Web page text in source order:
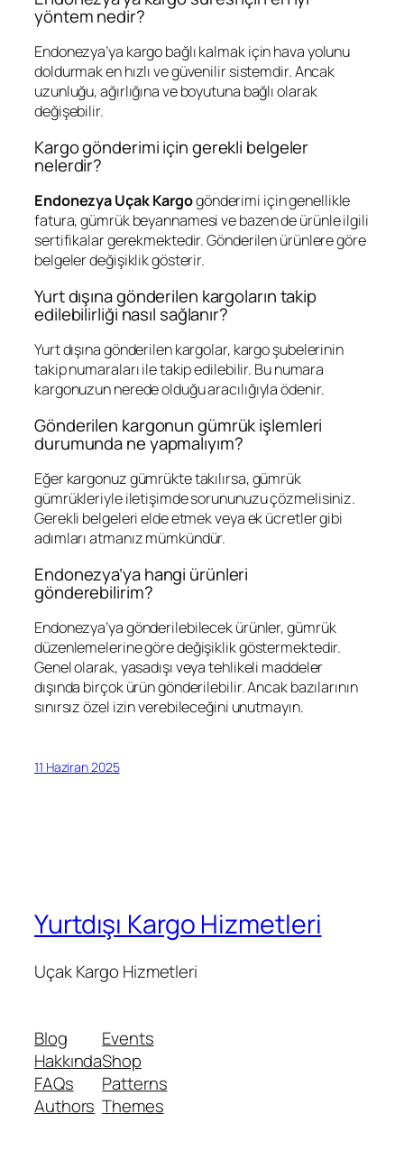
yöntem nedir?
Endonezya’ya kargo bağlı kalmak için hava yolunu
doldurmak en hızlı ve güvenilir sistemdir. Ancak
uzunluğu, ağırlığına ve boyutuna bağlı olarak
değişebilir.
Kargo gönderimi için gerekli belgeler
nelerdir?
Endonezya Uçak Kargogönderimi için genellikle
fatura, gümrük beyannamesi ve bazen de ürünle ilgili
sertifikalar gerekmektedir. Gönderilen ürünlere göre
belgeler değişiklik gösterir.
Yurt dışına gönderilen kargoların takip
edilebilirliği nasıl sağlanır?
Yurt dışına gönderilen kargolar, kargo şubelerinin
takip numaraları ile takip edilebilir. Bu numara
kargonuzun nerede olduğu aracılığıyla ödenir.
Gönderilen kargonun gümrük işlemleri
durumunda ne yapmalıyım?
Eğer kargonuz gümrükte takılırsa, gümrük
gümrükleriyle iletişimde sorununuzu çözmelisiniz.
Gerekli belgeleri elde etmek veya ek ücretler gibi
adımları atmanız mümkündür.
Endonezya’ya hangi ürünleri
gönderebilirim?
Endonezya’ya gönderilebilecek ürünler, gümrük
düzenlemelerine göre değişiklik göstermektedir.
Genel olarak, yasadışı veya tehlikeli maddeler
dışında birçok ürün gönderilebilir. Ancak bazılarının
sınırsız özel izin verebileceğini unutmayın.
11 Haziran 2025
Yurtdışı Kargo Hizmetleri
Uçak Kargo Hizmetleri
Blog
Hakkında
FAQs
Authors
Events
Shop
Patterns
Themes